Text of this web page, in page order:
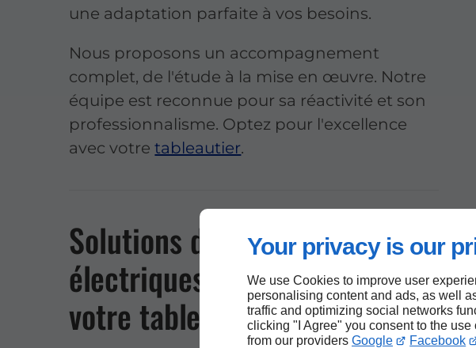
Your privacy is our
We use Cookies to improve user
personalising content and ads, as well
traffic and optimizing social networks
clicking "I Agree" you consent to the use
from our providers Google Facebook
une adaptation parfaite à vos besoins.
Nous proposons un accompagnement
complet, de l'étude à la mise en œuvre. Notre
équipe est reconnue pour sa réactivité et son
professionnalisme. Optez pour l'excellence
avec votretableautier.
Solutions de tableaux
électriques innovantes par
votre tableautier en Marne